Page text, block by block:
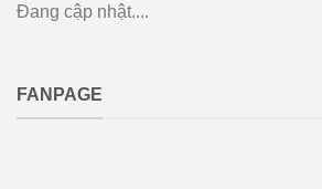
Đang cập nhật....
FANPAGE